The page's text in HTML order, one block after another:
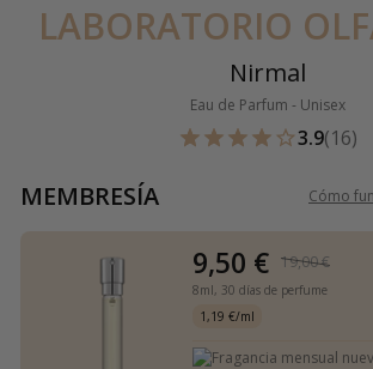
LABORATORIO
Nirmal
Eau de Parfum - Unisex
3.9(16)
MEMBRESÍA Cómo
9,50 € 19,00 €
8ml, 30 días de perfume
1,19 €/ml
Fragancia mensual